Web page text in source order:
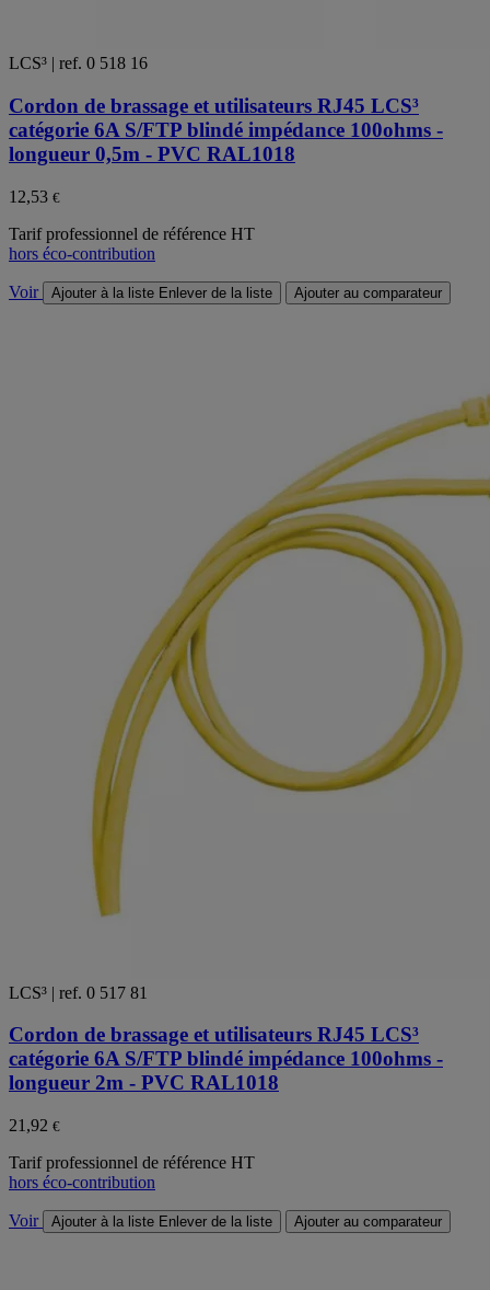
LCS³ | ref. 0 518 16
Cordon de brassage et utilisateurs RJ45 LCS³
catégorie 6A S/FTP blindé impédance 100ohms -
longueur 0,5m - PVC RAL1018
12,53 €
Tarif professionnel de référence HT
hors éco-contribution
Voir Ajouter à la liste Enlever de la liste Ajouter au comparateur
LCS³ | ref. 0 517 81
Cordon de brassage et utilisateurs RJ45 LCS³
catégorie 6A S/FTP blindé impédance 100ohms -
longueur 2m - PVC RAL1018
21,92 €
Tarif professionnel de référence HT
hors éco-contribution
Voir Ajouter à la liste Enlever de la liste Ajouter au comparateur